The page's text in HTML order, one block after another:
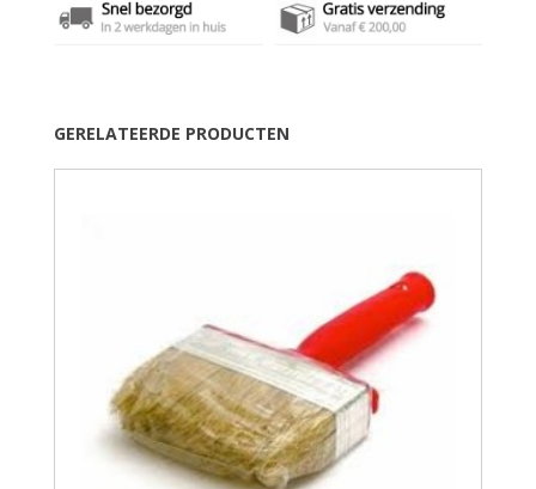
GERELATEERDE PRODUCTEN